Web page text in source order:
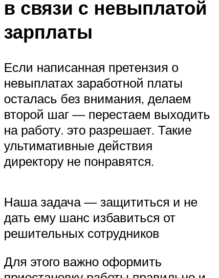
в связи с невыплатой
зарплаты
Если написанная претензия о
невыплатах заработной платы
осталась без внимания, делаем
второй шаг — перестаем выходить
на работу. это разрешает. Такие
ультимативные действия
директору не понравятся.
Наша задача — защититься и не
дать ему шанс избавиться от
решительных сотрудников
Для этого важно оформить